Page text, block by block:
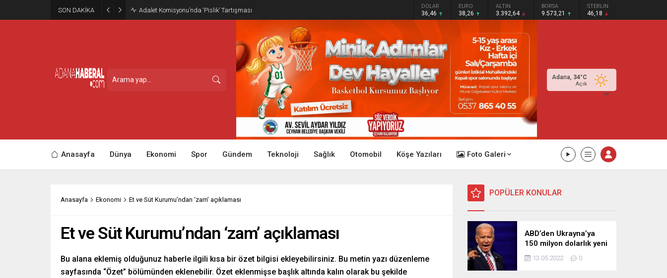
SON DAKİKA Adalet Komisyonu’nda ‘Pislik’ Tartışması DOLAR
36,46
EURO
38,26
ALTIN
3.392,64
BORSA
9.573,21
STERLIN
46,18
Adana, 34°C
Açık
Anasayfa Dünya Ekonomi Spor Gündem Teknoloji Sağlık Otomobil Köşe Yazıları Foto Galeri
Anasayfa Ekonomi Et ve Süt Kurumu’ndan ‘zam’ açıklaması
Et ve Süt Kurumu’ndan ‘zam’ açıklaması
Bu alana eklemiş olduğunuz haberle ilgili kısa bir özet bilgisi ekleyebilirsiniz. Bu metin yazı düzenleme
sayfasında “Özet” bölümünden eklenebilir. Özet eklenmişse başlık altında kalın olarak bu şekilde
POPÜLER KONULAR
ABD’den Ukrayna’ya
150 milyon dolarlık yeni
askeri yardım
13.05.2022 0